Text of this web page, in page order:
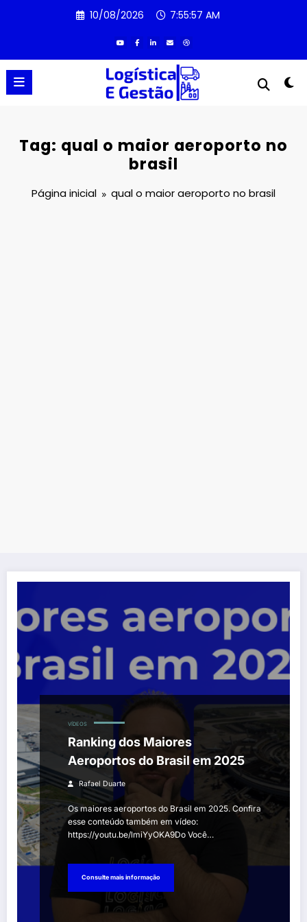
10/08/2026 7:55:57 AM
Tag: qual o maior aeroporto no
brasil
Página inicial qual o maior aeroporto no brasil
VÍDEOS
Ranking dos Maiores
Aeroportos do Brasil em 2025
Rafael Duarte
Os maiores aeroportos do Brasil em 2025. Confira
esse conteúdo também em vídeo:
https://youtu.be/lmiYyOKA9Do Você…
Consulte mais informação